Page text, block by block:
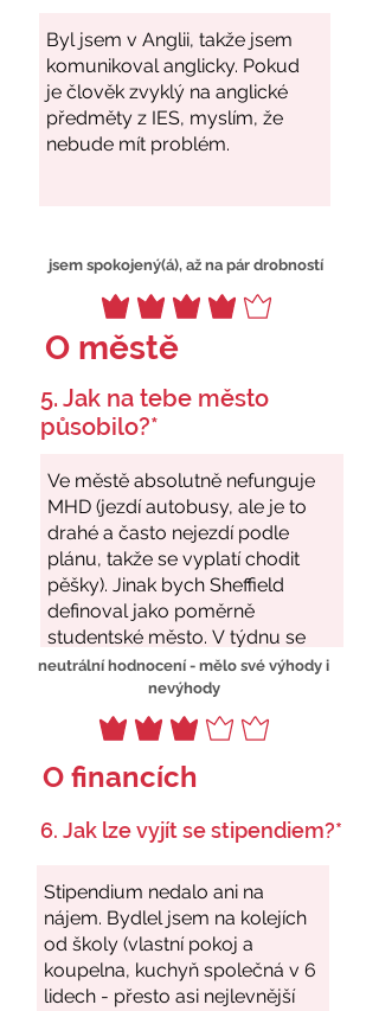
jsem spokojený(á), až na pár drobností
O městě
5. Jak na tebe město
působilo?*
neutrální hodnocení - mělo své výhody i
nevýhody
O financích
6. Jak lze vyjít se stipendiem?*